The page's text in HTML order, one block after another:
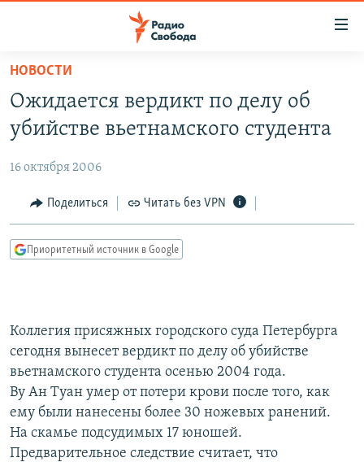
упрощенного
доступа
Вернуться
основному
Вернутся
главной
навигации
поиску
ПОДКАСТЫ
ЦИТАТЫ СВОБОДЫ
МНЕНИЯ
IDEL.РЕАЛИИ
СИБИРЬ.РЕАЛИИ
РАСПИСАНИЕ ВЕЩАНИЯ
ПОДПИШИТЕСЬ НА РАССЫЛКУ
СОЦИАЛЬНЫЕ СЕТИ
НОВОСТИ
Ожидается вердикт по делу об
убийстве вьетнамского студента
16 октября 2006
Поделиться Читать без VPN
Приоритетный источник в Google
Коллегия присяжных городского суда Петербурга
сегодня вынесет вердикт по делу об убийстве
вьетнамского студента осенью 2004 года.
Ву Ан Туан умер от потери крови после того, как
ему были нанесены более 30 ножевых ранений.
На скамье подсудимых 17 юношей.
Предварительное следствие считает, что